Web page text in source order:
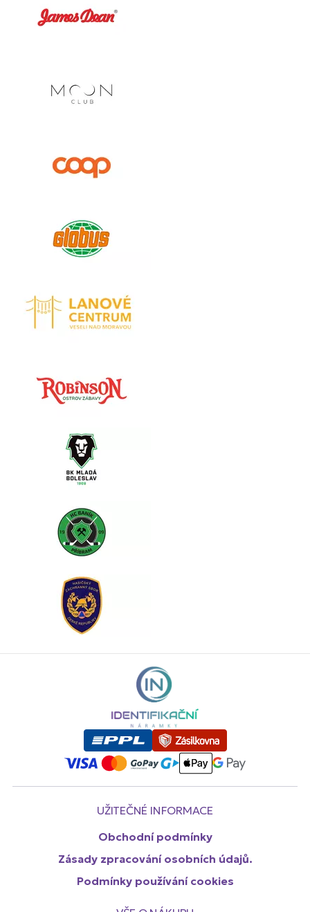
UŽITEČNÉ INFORMACE
Obchodní podmínky
Zásady zpracování osobních údajů.
Podmínky používání cookies